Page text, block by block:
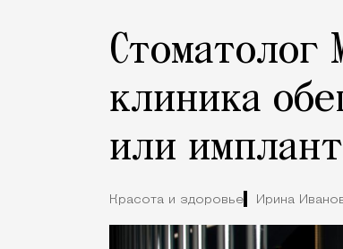
Стоматолог
клиника
или
Красота и здоровье Ирина